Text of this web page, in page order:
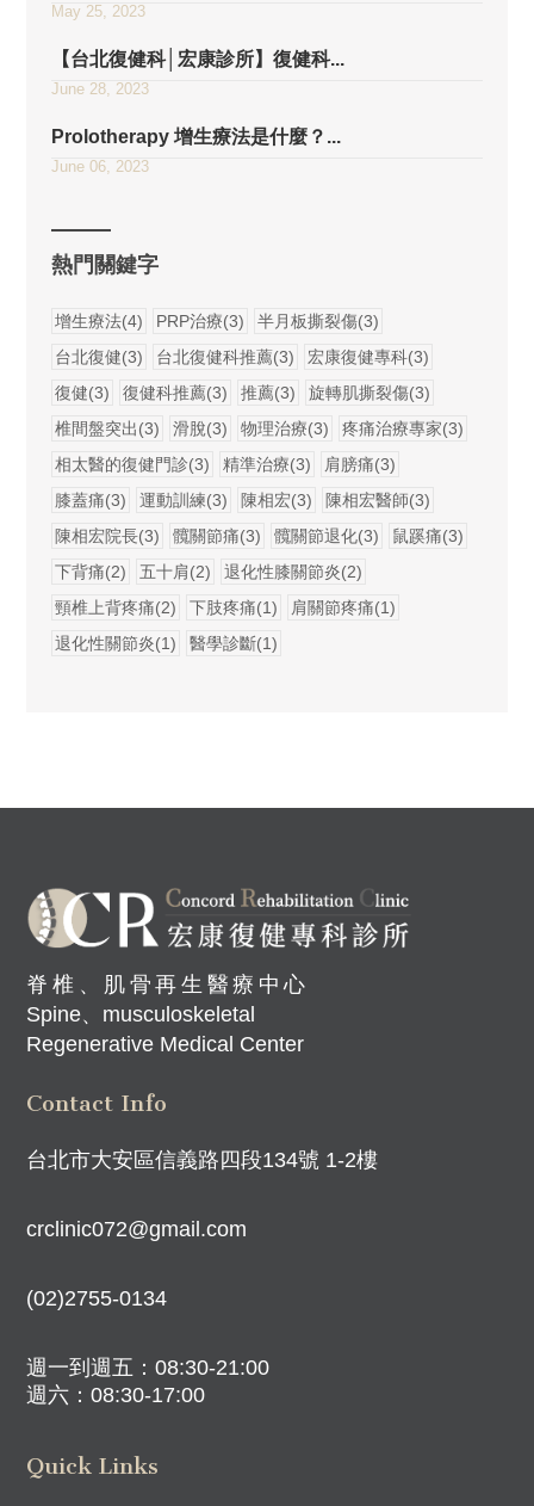
May 25, 2023
【台北復健科│宏康診所】復健科...
June 28, 2023
Prolotherapy 增生療法是什麼？...
June 06, 2023
熱門關鍵字
增生療法(4) PRP治療(3)
半月板撕裂傷(3)
台北復健(3)
台北復健科推薦(3)
宏康復健專科(3)
復健(3)
復健科推薦(3) 推薦(3)
旋轉肌撕裂傷(3)
椎間盤突出(3)
滑脫(3) 物理治療(3)
疼痛治療專家(3)
相太醫的復健門診(3)
精準治療(3)
肩膀痛(3)
膝蓋痛(3)
運動訓練(3) 陳相宏(3)
陳相宏醫師(3)
陳相宏院長(3)
髖關節痛(3) 髖關節退化(3)
鼠蹊痛(3)
下背痛(2)
五十肩(2)
退化性膝關節炎(2)
頸椎上背疼痛(2)
下肢疼痛(1)
肩關節疼痛(1)
退化性關節炎(1)
醫學診斷(1)
脊椎、肌骨再生醫療中心
Spine、musculoskeletal
Regenerative Medical Center
Contact Info
台北市大安區信義路四段134號 1-2樓
crclinic072@gmail.com
(02)2755-0134
週一到週五：08:30-21:00
週六：08:30-17:00
Quick Links